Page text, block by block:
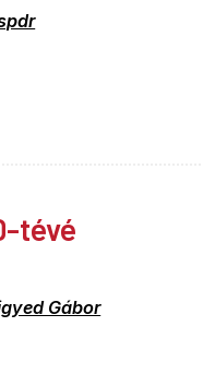
tévé
Gábor